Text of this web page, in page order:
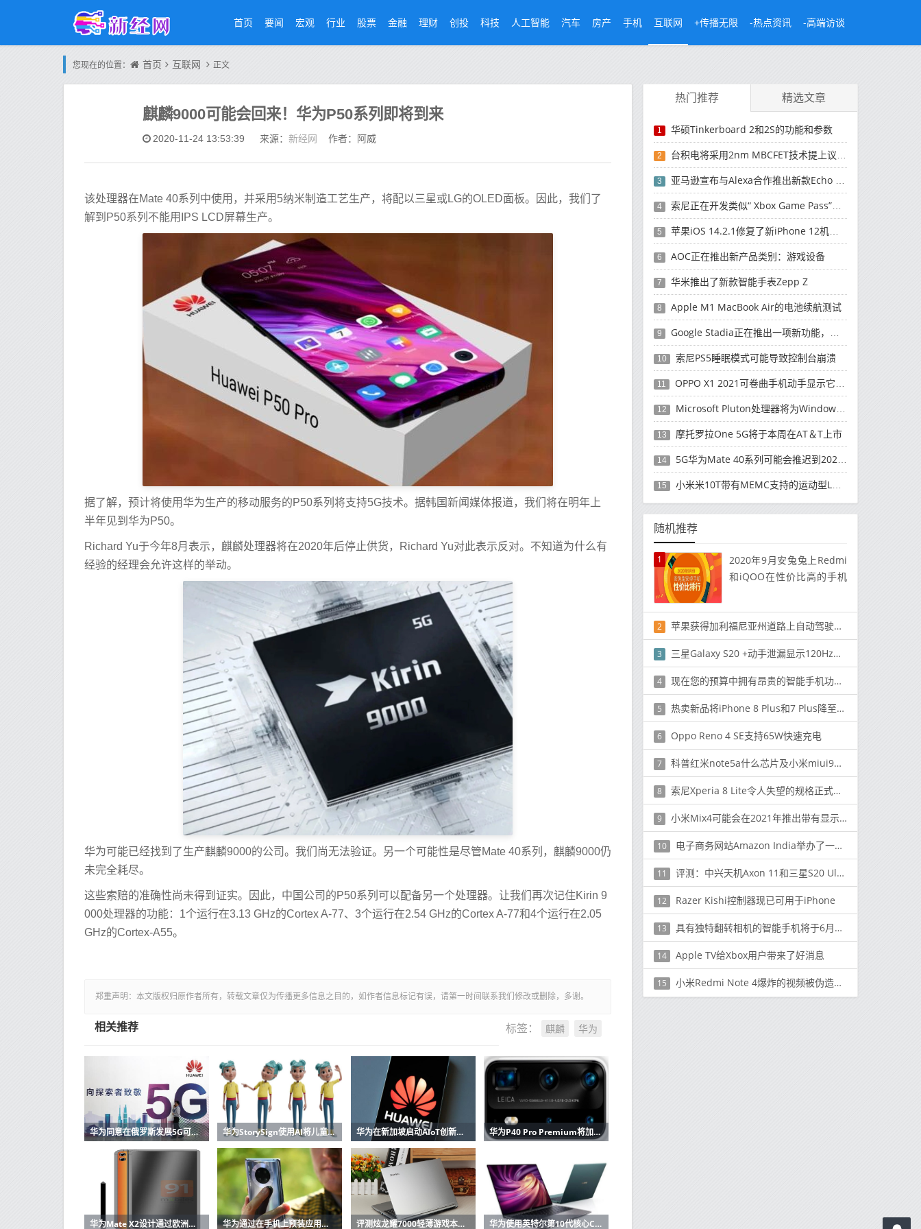
首页 要闻 宏观 行业 股票 金融 理财 创投 科技 人工智能 汽车 房产 手机 互联网 +传播无限 -热点资讯 -高端访谈
您现在的位置： 首页 互联网 正文
麒麟9000可能会回来！华为P50系列即将到来
2020-11-24 13:53:39 来源： 新经网 作者：阿威
该处理器在Mate 40系列中使用，并采用5纳米制造工艺生产，将配以三星或LG的OLED面板。因此，我们了
解到P50系列不能用IPS LCD屏幕生产。
据了解，预计将使用华为生产的移动服务的P50系列将支持5G技术。据韩国新闻媒体报道，我们将在明年上
半年见到华为P50。
Richard Yu于今年8月表示，麒麟处理器将在2020年后停止供货，Richard Yu对此表示反对。不知道为什么有
经验的经理会允许这样的举动。
华为可能已经找到了生产麒麟9000的公司。我们尚无法验证。另一个可能性是尽管Mate 40系列，麒麟9000仍
未完全耗尽。
这些索赔的准确性尚未得到证实。因此，中国公司的P50系列可以配备另一个处理器。让我们再次记住Kirin 9
000处理器的功能：1个运行在3.13 GHz的Cortex A-77、3个运行在2.54 GHz的Cortex A-77和4个运行在2.05
GHz的Cortex-A55。
郑重声明：本文版权归原作者所有，转载文章仅为传播更多信息之目的，如作者信息标记有误，请第一时间联系我们修改或删除，多谢。
标签： 麒麟 华为
相关推荐
华为同意在俄罗斯发展5G可以在具有电信MTS的下一代蜂窝网络上运行 华为StorySign使用AI将儿童读物翻译成手语 华为在新加坡启动AIoT创新训练营 华为P40 Pro Premium将加入P40和P40 Pro具有10倍变焦摄像头
华为Mate X2设计通过欧洲认证上市 华为通过在手机上预装应用来弥补Play商店的不足 评测炫龙耀7000轻薄游戏本怎么样以及华为MateBook 13如何 华为使用英特尔第10代核心CPU升级MateBook X Pro 2020
热门推荐 精选文章
1 华硕Tinkerboard 2和2S的功能和参数
2 台积电将采用2nm MBCFET技术提上议事日程
3 亚马逊宣布与Alexa合作推出新款Echo Frames智能眼镜
4 索尼正在开发类似“ Xbox Game Pass”的服务
5 苹果iOS 14.2.1修复了新iPhone 12机型的主要错误
6 AOC正在推出新产品类别：游戏设备
7 华米推出了新款智能手表Zepp Z
8 Apple M1 MacBook Air的电池续航测试
9 Google Stadia正在推出一项新功能，允许用户向朋友发送消息
10 索尼PS5睡眠模式可能导致控制台崩溃
11 OPPO X1 2021可卷曲手机动手显示它已经准备就绪
12 Microsoft Pluton处理器将为Windows PC带来额外的安全性
13 摩托罗拉One 5G将于本周在AT＆T上市
14 5G华为Mate 40系列可能会推迟到2021年
15 小米米10T带有MEMC支持的运动型LCD屏幕
随机推荐
1
2020年9月安兔兔上Redmi
和iQOO在性价比高的手机
2 苹果获得加利福尼亚州道路上自动驾驶汽车的批准
3 三星Galaxy S20 +动手泄漏显示120Hz显示屏 无耳机插孔
4 现在您的预算中拥有昂贵的智能手机功能这5款智能手机配备了出色的规格
5 热卖新品将iPhone 8 Plus和7 Plus降至疯狂的低价
6 Oppo Reno 4 SE支持65W快速充电
7 科普红米note5a什么芯片及小米miui9怎么线刷升级
8 索尼Xperia 8 Lite令人失望的规格正式发布
9 小米Mix4可能会在2021年推出带有显示屏的摄像头
10 电子商务网站Amazon India举办了一场移动狂欢节
11 评测：中兴天机Axon 11和三星S20 Ultra性能怎么样
12 Razer Kishi控制器现已可用于iPhone
13 具有独特翻转相机的智能手机将于6月16日在印度推出
14 Apple TV给Xbox用户带来了好消息
15 小米Redmi Note 4爆炸的视频被伪造公司发表声明